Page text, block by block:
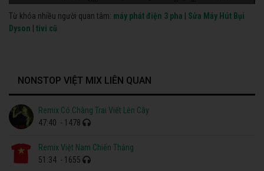
Từ khóa nhiều người quan tâm: máy phát điện 3 pha
Sửa Máy Hút Bụi
Dyson
tivi cũ
NONSTOP VIỆT MIX LIÊN QUAN
Remix Có Chàng Trai Viết Lên Cây
47:40 - 1478
Remix Việt Nam Chiến Thắng
51:34 - 1655